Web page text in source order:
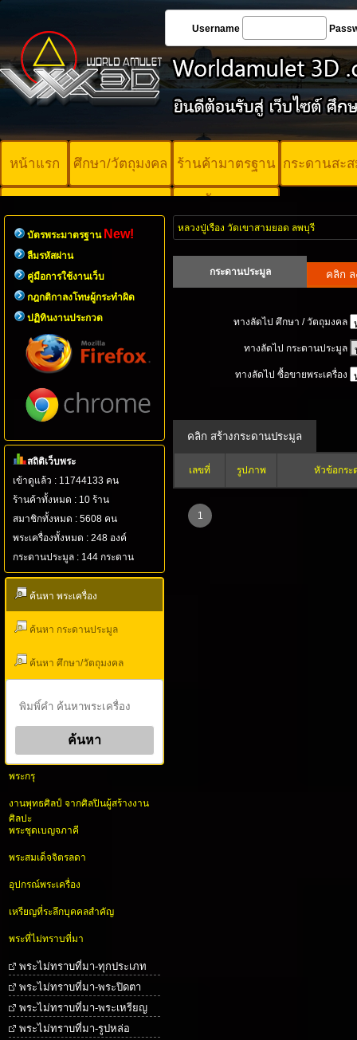
Username
หน้าแรก ศึกษา/วัตถุมงคล ร้านค้ามาตรฐาน กระดานสะ
บัตรพระ
มาตรฐาน
บัตรพระมาตรฐาน New!
ลืมรหัสผ่าน
คู่มือการใช้งานเว็บ
กฎกติกาลงโทษผู้กระทำผิด
ปฏิทินงานประกวด
สถิติเว็บพระ
เข้าดูแล้ว : 11744133 คน
ร้านค้าทั้งหมด : 10 ร้าน
สมาชิกทั้งหมด : 5608 คน
พระเครื่องทั้งหมด : 248 องค์
กระดานประมูล : 144 กระดาน
ค้นหา พระเครื่อง
ค้นหา กระดานประมูล
ค้นหา ศึกษา/วัตถุมงคล
พระกรุ
งานพุทธศิลป์ จากศิลปินผู้สร้างงาน
ศิลปะ
พระชุดเบญจภาคี
พระสมเด็จจิตรลดา
อุปกรณ์พระเครื่อง
เหรียญที่ระลึกบุคคลสำคัญ
พระที่ไม่ทราบที่มา
พระไม่ทราบที่มา-ทุกประเภท
พระไม่ทราบที่มา-พระปิดตา
พระไม่ทราบที่มา-พระเหรียญ
พระไม่ทราบที่มา-รูปหล่อ
หลวงปู่เรือง วัดเขาสามยอด ลพบุรี
กระดานประมูล
ทางลัดไป ศึกษา / วัตถุมงคล
ทางลัดไป กระดานประมูล
ทางลัดไป ซื้อขายพระเครื่อง
เลขที่ รูปภาพ หัวข้อกระ
1